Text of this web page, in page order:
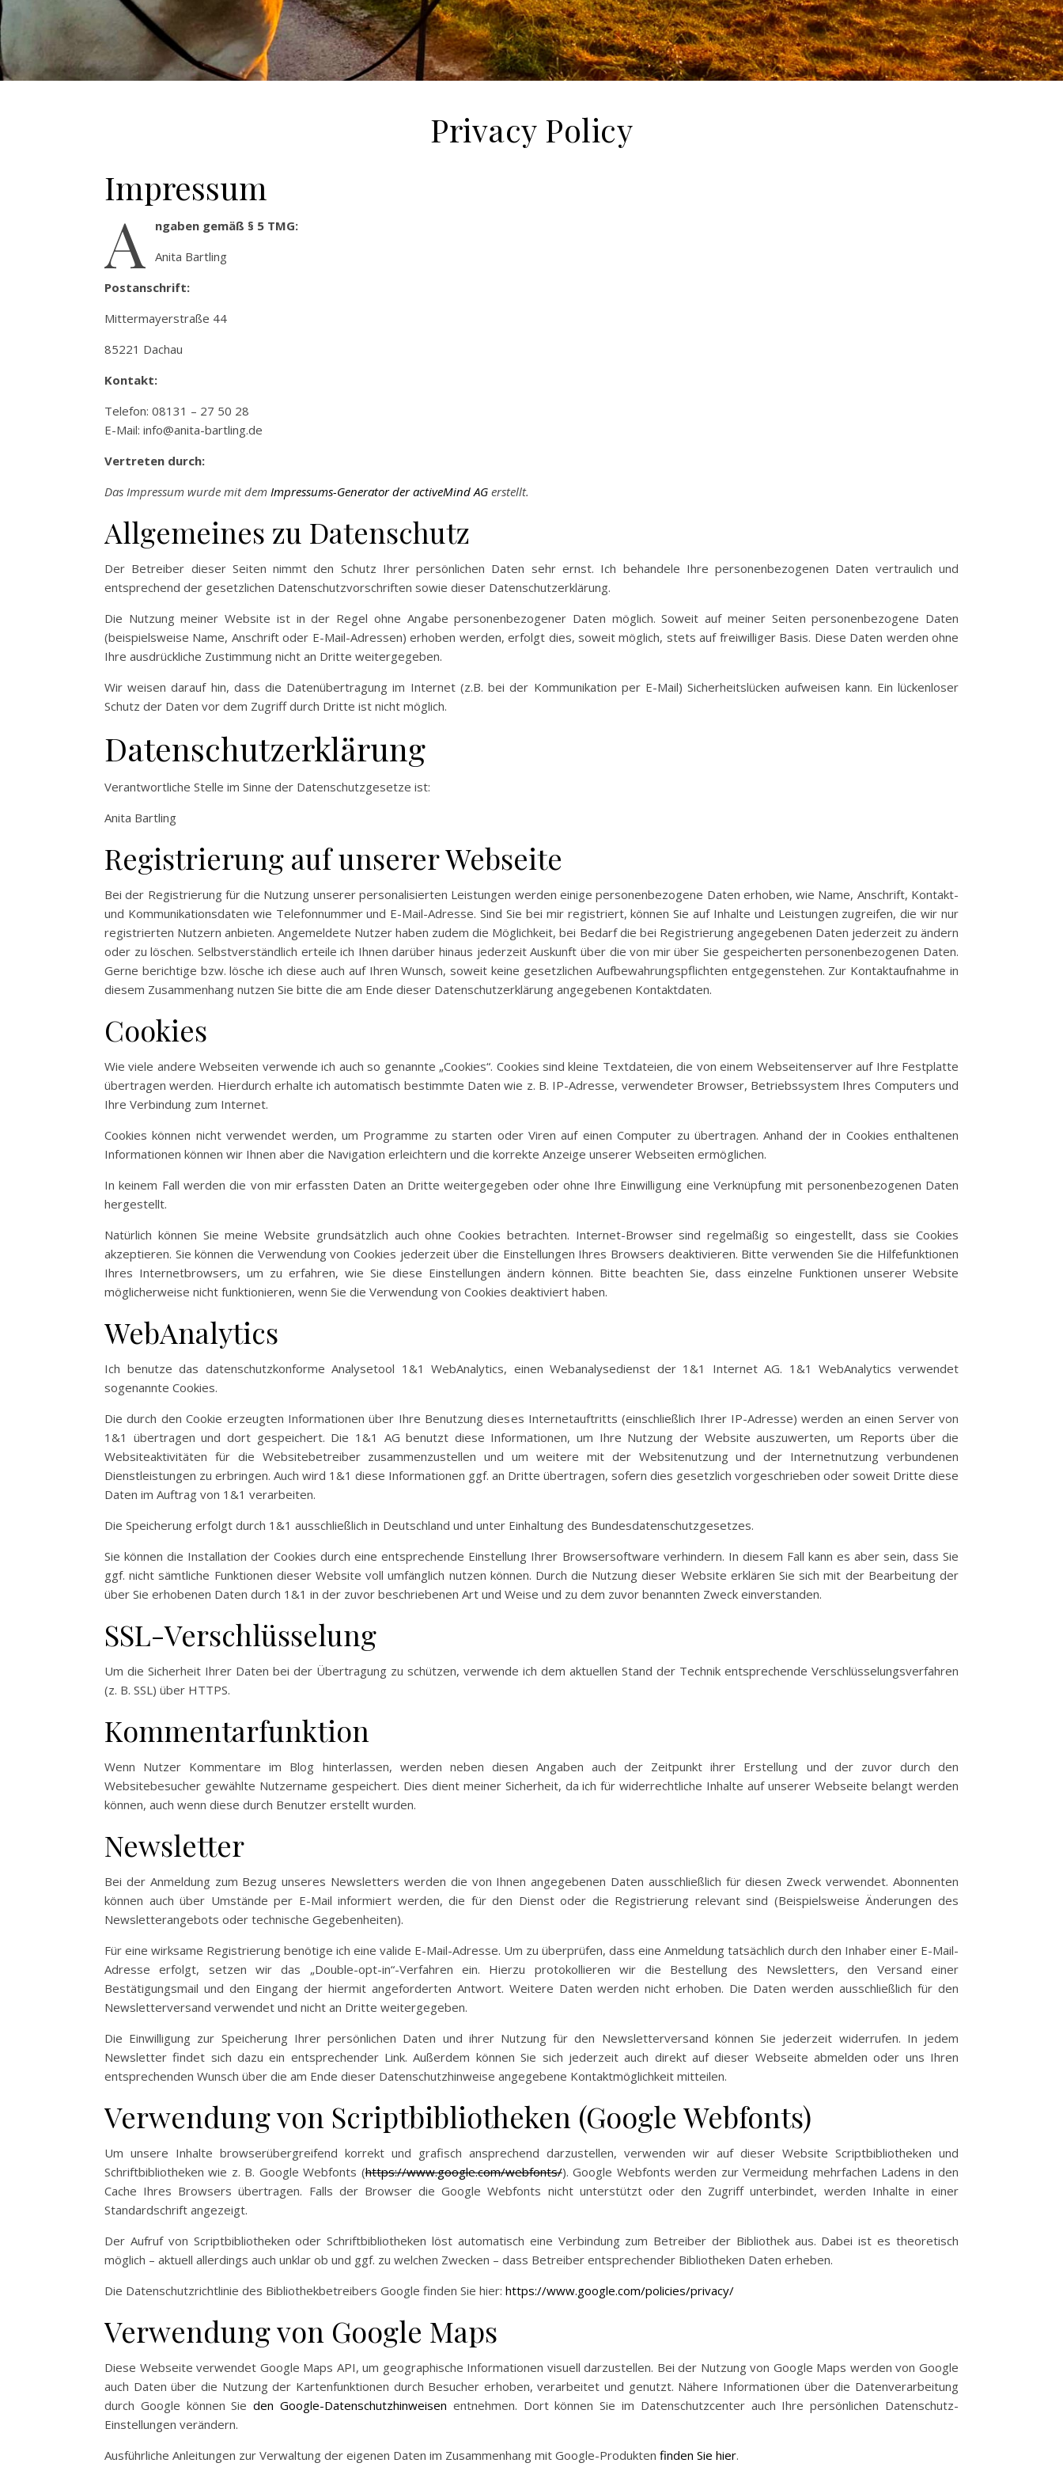
Privacy Policy
Impressum
A
ngaben gemäß § 5 TMG:
Anita Bartling
Postanschrift:
Mittermayerstraße 44
85221 Dachau
Kontakt:
Telefon: 08131 – 27 50 28
E-Mail: info@anita-bartling.de
Vertreten durch:
Das Impressum wurde mit dem Impressums-Generator der activeMind AG erstellt.
Allgemeines zu Datenschutz
Der Betreiber dieser Seiten nimmt den Schutz Ihrer persönlichen Daten sehr ernst. Ich behandele Ihre personenbezogenen Daten vertraulich und
entsprechend der gesetzlichen Datenschutzvorschriften sowie dieser Datenschutzerklärung.
Die Nutzung meiner Website ist in der Regel ohne Angabe personenbezogener Daten möglich. Soweit auf meiner Seiten personenbezogene Daten
(beispielsweise Name, Anschrift oder E-Mail-Adressen) erhoben werden, erfolgt dies, soweit möglich, stets auf freiwilliger Basis. Diese Daten werden ohne
Ihre ausdrückliche Zustimmung nicht an Dritte weitergegeben.
Wir weisen darauf hin, dass die Datenübertragung im Internet (z.B. bei der Kommunikation per E-Mail) Sicherheitslücken aufweisen kann. Ein lückenloser
Schutz der Daten vor dem Zugriff durch Dritte ist nicht möglich.
Datenschutzerklärung
Verantwortliche Stelle im Sinne der Datenschutzgesetze ist:
Anita Bartling
Registrierung auf unserer Webseite
Bei der Registrierung für die Nutzung unserer personalisierten Leistungen werden einige personenbezogene Daten erhoben, wie Name, Anschrift, Kontakt-
und Kommunikationsdaten wie Telefonnummer und E-Mail-Adresse. Sind Sie bei mir registriert, können Sie auf Inhalte und Leistungen zugreifen, die wir nur
registrierten Nutzern anbieten. Angemeldete Nutzer haben zudem die Möglichkeit, bei Bedarf die bei Registrierung angegebenen Daten jederzeit zu ändern
oder zu löschen. Selbstverständlich erteile ich Ihnen darüber hinaus jederzeit Auskunft über die von mir über Sie gespeicherten personenbezogenen Daten.
Gerne berichtige bzw. lösche ich diese auch auf Ihren Wunsch, soweit keine gesetzlichen Aufbewahrungspflichten entgegenstehen. Zur Kontaktaufnahme in
diesem Zusammenhang nutzen Sie bitte die am Ende dieser Datenschutzerklärung angegebenen Kontaktdaten.
Cookies
Wie viele andere Webseiten verwende ich auch so genannte „Cookies“. Cookies sind kleine Textdateien, die von einem Webseitenserver auf Ihre Festplatte
übertragen werden. Hierdurch erhalte ich automatisch bestimmte Daten wie z. B. IP-Adresse, verwendeter Browser, Betriebssystem Ihres Computers und
Ihre Verbindung zum Internet.
Cookies können nicht verwendet werden, um Programme zu starten oder Viren auf einen Computer zu übertragen. Anhand der in Cookies enthaltenen
Informationen können wir Ihnen aber die Navigation erleichtern und die korrekte Anzeige unserer Webseiten ermöglichen.
In keinem Fall werden die von mir erfassten Daten an Dritte weitergegeben oder ohne Ihre Einwilligung eine Verknüpfung mit personenbezogenen Daten
hergestellt.
Natürlich können Sie meine Website grundsätzlich auch ohne Cookies betrachten. Internet-Browser sind regelmäßig so eingestellt, dass sie Cookies
akzeptieren. Sie können die Verwendung von Cookies jederzeit über die Einstellungen Ihres Browsers deaktivieren. Bitte verwenden Sie die Hilfefunktionen
Ihres Internetbrowsers, um zu erfahren, wie Sie diese Einstellungen ändern können. Bitte beachten Sie, dass einzelne Funktionen unserer Website
möglicherweise nicht funktionieren, wenn Sie die Verwendung von Cookies deaktiviert haben.
WebAnalytics
Ich benutze das datenschutzkonforme Analysetool 1&1 WebAnalytics, einen Webanalysedienst der 1&1 Internet AG. 1&1 WebAnalytics verwendet
sogenannte Cookies.
Die durch den Cookie erzeugten Informationen über Ihre Benutzung dieses Internetauftritts (einschließlich Ihrer IP-Adresse) werden an einen Server von
1&1 übertragen und dort gespeichert. Die 1&1 AG benutzt diese Informationen, um Ihre Nutzung der Website auszuwerten, um Reports über die
Websiteaktivitäten für die Websitebetreiber zusammenzustellen und um weitere mit der Websitenutzung und der Internetnutzung verbundenen
Dienstleistungen zu erbringen. Auch wird 1&1 diese Informationen ggf. an Dritte übertragen, sofern dies gesetzlich vorgeschrieben oder soweit Dritte diese
Daten im Auftrag von 1&1 verarbeiten.
Die Speicherung erfolgt durch 1&1 ausschließlich in Deutschland und unter Einhaltung des Bundesdatenschutzgesetzes.
Sie können die Installation der Cookies durch eine entsprechende Einstellung Ihrer Browsersoftware verhindern. In diesem Fall kann es aber sein, dass Sie
ggf. nicht sämtliche Funktionen dieser Website voll umfänglich nutzen können. Durch die Nutzung dieser Website erklären Sie sich mit der Bearbeitung der
über Sie erhobenen Daten durch 1&1 in der zuvor beschriebenen Art und Weise und zu dem zuvor benannten Zweck einverstanden.
SSL-Verschlüsselung
Um die Sicherheit Ihrer Daten bei der Übertragung zu schützen, verwende ich dem aktuellen Stand der Technik entsprechende Verschlüsselungsverfahren
(z. B. SSL) über HTTPS.
Kommentarfunktion
Wenn Nutzer Kommentare im Blog hinterlassen, werden neben diesen Angaben auch der Zeitpunkt ihrer Erstellung und der zuvor durch den
Websitebesucher gewählte Nutzername gespeichert. Dies dient meiner Sicherheit, da ich für widerrechtliche Inhalte auf unserer Webseite belangt werden
können, auch wenn diese durch Benutzer erstellt wurden.
Newsletter
Bei der Anmeldung zum Bezug unseres Newsletters werden die von Ihnen angegebenen Daten ausschließlich für diesen Zweck verwendet. Abonnenten
können auch über Umstände per E-Mail informiert werden, die für den Dienst oder die Registrierung relevant sind (Beispielsweise Änderungen des
Newsletterangebots oder technische Gegebenheiten).
Für eine wirksame Registrierung benötige ich eine valide E-Mail-Adresse. Um zu überprüfen, dass eine Anmeldung tatsächlich durch den Inhaber einer E-Mail-
Adresse erfolgt, setzen wir das „Double-opt-in“-Verfahren ein. Hierzu protokollieren wir die Bestellung des Newsletters, den Versand einer
Bestätigungsmail und den Eingang der hiermit angeforderten Antwort. Weitere Daten werden nicht erhoben. Die Daten werden ausschließlich für den
Newsletterversand verwendet und nicht an Dritte weitergegeben.
Die Einwilligung zur Speicherung Ihrer persönlichen Daten und ihrer Nutzung für den Newsletterversand können Sie jederzeit widerrufen. In jedem
Newsletter findet sich dazu ein entsprechender Link. Außerdem können Sie sich jederzeit auch direkt auf dieser Webseite abmelden oder uns Ihren
entsprechenden Wunsch über die am Ende dieser Datenschutzhinweise angegebene Kontaktmöglichkeit mitteilen.
Verwendung von Scriptbibliotheken (Google Webfonts)
Um unsere Inhalte browserübergreifend korrekt und grafisch ansprechend darzustellen, verwenden wir auf dieser Website Scriptbibliotheken und
Schriftbibliotheken wie z. B. Google Webfonts (https://www.google.com/webfonts/). Google Webfonts werden zur Vermeidung mehrfachen Ladens in den
Cache Ihres Browsers übertragen. Falls der Browser die Google Webfonts nicht unterstützt oder den Zugriff unterbindet, werden Inhalte in einer
Standardschrift angezeigt.
Der Aufruf von Scriptbibliotheken oder Schriftbibliotheken löst automatisch eine Verbindung zum Betreiber der Bibliothek aus. Dabei ist es theoretisch
möglich – aktuell allerdings auch unklar ob und ggf. zu welchen Zwecken – dass Betreiber entsprechender Bibliotheken Daten erheben.
Die Datenschutzrichtlinie des Bibliothekbetreibers Google finden Sie hier: https://www.google.com/policies/privacy/
Verwendung von Google Maps
Diese Webseite verwendet Google Maps API, um geographische Informationen visuell darzustellen. Bei der Nutzung von Google Maps werden von Google
auch Daten über die Nutzung der Kartenfunktionen durch Besucher erhoben, verarbeitet und genutzt. Nähere Informationen über die Datenverarbeitung
durch Google können Sieden Google-Datenschutzhinweisen entnehmen. Dort können Sie im Datenschutzcenter auch Ihre persönlichen Datenschutz-
Einstellungen verändern.
Ausführliche Anleitungen zur Verwaltung der eigenen Daten im Zusammenhang mit Google-Produkten finden Sie hier.